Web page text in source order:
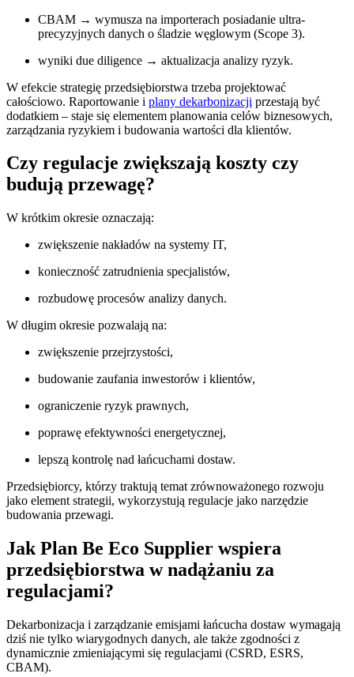
CBAM → wymusza na importerach posiadanie ultra-
precyzyjnych danych o śladzie węglowym (Scope 3).
wyniki due diligence → aktualizacja analizy ryzyk.
W efekcie strategię przedsiębiorstwa trzeba projektować
całościowo. Raportowanie i plany dekarbonizacji przestają być
dodatkiem – staje się elementem planowania celów biznesowych,
zarządzania ryzykiem i budowania wartości dla klientów.
Czy regulacje zwiększają koszty czy
budują przewagę?
W krótkim okresie oznaczają:
zwiększenie nakładów na systemy IT,
konieczność zatrudnienia specjalistów,
rozbudowę procesów analizy danych.
W długim okresie pozwalają na:
zwiększenie przejrzystości,
budowanie zaufania inwestorów i klientów,
ograniczenie ryzyk prawnych,
poprawę efektywności energetycznej,
lepszą kontrolę nad łańcuchami dostaw.
Przedsiębiorcy, którzy traktują temat zrównoważonego rozwoju
jako element strategii, wykorzystują regulacje jako narzędzie
budowania przewagi.
Jak Plan Be Eco Supplier wspiera
przedsiębiorstwa w nadążaniu za
regulacjami?
Dekarbonizacja i zarządzanie emisjami łańcucha dostaw wymagają
dziś nie tylko wiarygodnych danych, ale także zgodności z
dynamicznie zmieniającymi się regulacjami (CSRD, ESRS,
CBAM).